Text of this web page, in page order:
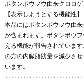
ボタンボウフウ由来クロロ
【表示しようとする機能性】
本品にはボタンボウフウ由
が含まれます。ボタンボウ
える機能が報告されていま
の方の内臓脂肪量を減少さ
います。